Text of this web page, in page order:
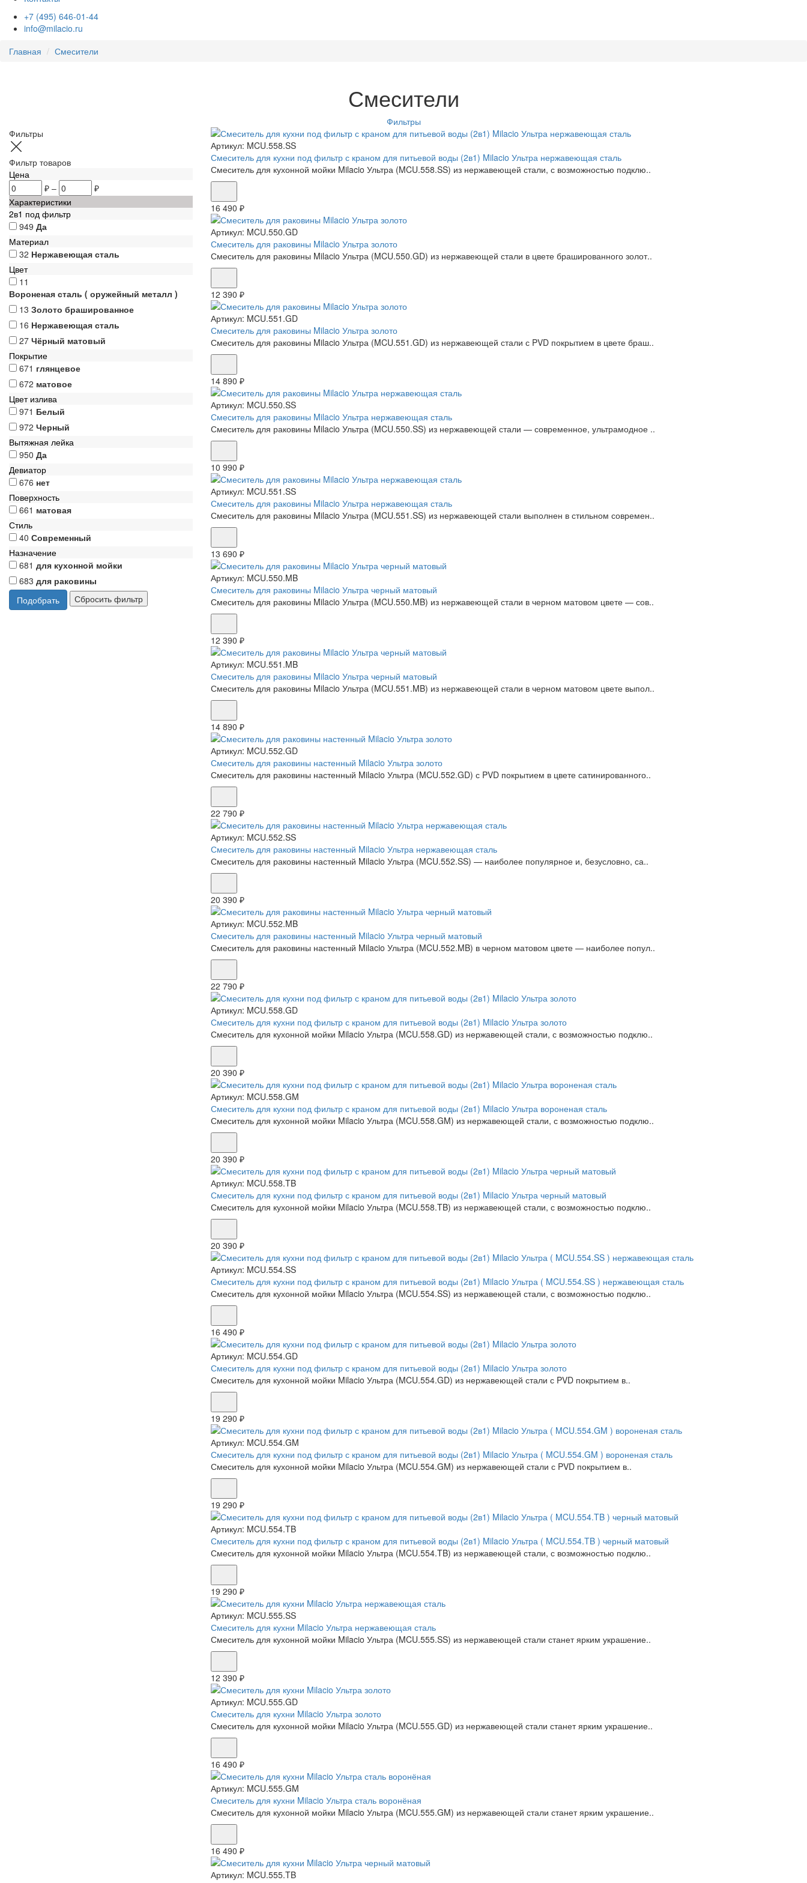
+7 (495) 646-01-44
info@milacio.ru
Главная
Смесители
Смесители
Фильтры
Фильтры
Фильтр товаров
Цена
₽ –
₽
Характеристики
2в1 под фильтр
949 Да
Материал
32 Нержавеющая сталь
Цвет
11
Вороненая сталь ( оружейный металл )
13 Золото брашированное
16 Нержавеющая сталь
27 Чёрный матовый
Покрытие
671 глянцевое
672 матовое
Цвет излива
971 Белый
972 Черный
Вытяжная лейка
950 Да
Девиатор
676 нет
Поверхность
661 матовая
Стиль
40 Современный
Назначение
681 для кухонной мойки
683 для раковины
Артикул: MCU.558.SS
Смеситель для кухни под фильтр с краном для питьевой воды (2в1) Milacio Ультра нержавеющая сталь
Смеситель для кухонной мойки Milacio Ультра (MCU.558.SS) из нержавеющей стали, с возможностью подклю..
16 490 ₽
Артикул: MCU.550.GD
Смеситель для раковины Milacio Ультра золото
Смеситель для раковины Milacio Ультра (MCU.550.GD) из нержавеющей стали в цвете брашированного золот..
12 390 ₽
Артикул: MCU.551.GD
Смеситель для раковины Milacio Ультра золото
Смеситель для раковины Milacio Ультра (MCU.551.GD) из нержавеющей стали с PVD покрытием в цвете браш..
14 890 ₽
Артикул: MCU.550.SS
Смеситель для раковины Milacio Ультра нержавеющая сталь
Смеситель для раковины Milacio Ультра (MCU.550.SS) из нержавеющей стали — современное, ультрамодное ..
10 990 ₽
Артикул: MCU.551.SS
Смеситель для раковины Milacio Ультра нержавеющая сталь
Смеситель для раковины Milacio Ультра (MCU.551.SS) из нержавеющей стали выполнен в стильном современ..
13 690 ₽
Артикул: MCU.550.MB
Смеситель для раковины Milacio Ультра черный матовый
Смеситель для раковины Milacio Ультра (MCU.550.MB) из нержавеющей стали в черном матовом цвете — сов..
12 390 ₽
Артикул: MCU.551.MB
Смеситель для раковины Milacio Ультра черный матовый
Смеситель для раковины Milacio Ультра (MCU.551.MB) из нержавеющей стали в черном матовом цвете выпол..
14 890 ₽
Артикул: MCU.552.GD
Смеситель для раковины настенный Milacio Ультра золото
Смеситель для раковины настенный Milacio Ультра (MCU.552.GD) с PVD покрытием в цвете сатинированного..
22 790 ₽
Артикул: MCU.552.SS
Смеситель для раковины настенный Milacio Ультра нержавеющая сталь
Смеситель для раковины настенный Milacio Ультра (MCU.552.SS) — наиболее популярное и, безусловно, са..
20 390 ₽
Артикул: MCU.552.MB
Смеситель для раковины настенный Milacio Ультра черный матовый
Смеситель для раковины настенный Milacio Ультра (MCU.552.MB) в черном матовом цвете — наиболее попул..
22 790 ₽
Артикул: MCU.558.GD
Смеситель для кухни под фильтр с краном для питьевой воды (2в1) Milacio Ультра золото
Смеситель для кухонной мойки Milacio Ультра (MCU.558.GD) из нержавеющей стали, с возможностью подклю..
20 390 ₽
Артикул: MCU.558.GM
Смеситель для кухни под фильтр с краном для питьевой воды (2в1) Milacio Ультра вороненая сталь
Смеситель для кухонной мойки Milacio Ультра (MCU.558.GM) из нержавеющей стали, с возможностью подклю..
20 390 ₽
Артикул: MCU.558.TB
Смеситель для кухни под фильтр с краном для питьевой воды (2в1) Milacio Ультра черный матовый
Смеситель для кухонной мойки Milacio Ультра (MCU.558.TB) из нержавеющей стали, с возможностью подклю..
20 390 ₽
Артикул: MCU.554.SS
Смеситель для кухни под фильтр с краном для питьевой воды (2в1) Milacio Ультра ( MCU.554.SS ) нержавеющая сталь
Смеситель для кухонной мойки Milacio Ультра (MCU.554.SS) из нержавеющей стали, с возможностью подклю..
16 490 ₽
Артикул: MCU.554.GD
Смеситель для кухни под фильтр с краном для питьевой воды (2в1) Milacio Ультра золото
Смеситель для кухонной мойки Milacio Ультра (MCU.554.GD) из нержавеющей стали с PVD покрытием в..
19 290 ₽
Артикул: MCU.554.GM
Смеситель для кухни под фильтр с краном для питьевой воды (2в1) Milacio Ультра ( MCU.554.GM ) вороненая сталь
Смеситель для кухонной мойки Milacio Ультра (MCU.554.GM) из нержавеющей стали с PVD покрытием в..
19 290 ₽
Артикул: MCU.554.TB
Смеситель для кухни под фильтр с краном для питьевой воды (2в1) Milacio Ультра ( MCU.554.TB ) черный матовый
Смеситель для кухонной мойки Milacio Ультра (MCU.554.TB) из нержавеющей стали, с возможностью подклю..
19 290 ₽
Артикул: MCU.555.SS
Смеситель для кухни Milacio Ультра нержавеющая сталь
Смеситель для кухонной мойки Milacio Ультра (MCU.555.SS) из нержавеющей стали станет ярким украшение..
12 390 ₽
Артикул: MCU.555.GD
Смеситель для кухни Milacio Ультра золото
Смеситель для кухонной мойки Milacio Ультра (MCU.555.GD) из нержавеющей стали станет ярким украшение..
16 490 ₽
Артикул: MCU.555.GM
Смеситель для кухни Milacio Ультра сталь воронёная
Смеситель для кухонной мойки Milacio Ультра (MCU.555.GM) из нержавеющей стали станет ярким украшение..
16 490 ₽
Артикул: MCU.555.TB